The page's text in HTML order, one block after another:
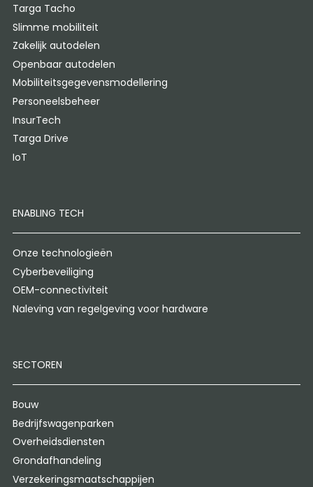
Targa Tacho
Slimme mobiliteit
Zakelijk autodelen
Openbaar autodelen
Mobiliteitsgegevensmodellering
Personeelsbeheer
InsurTech
Targa Drive
IoT
ENABLING TECH
Onze technologieën
Cyberbeveiliging
OEM-connectiviteit
Naleving van regelgeving voor hardware
SECTOREN
Bouw
Bedrijfswagenparken
Overheidsdiensten
Grondafhandeling
Verzekeringsmaatschappijen